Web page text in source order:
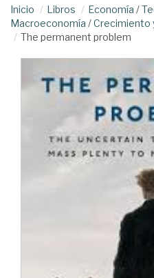
Inicio Libros Economía /
Macroeconomía /Crecimiento
The permanent problem